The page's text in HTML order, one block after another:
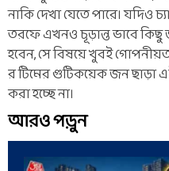
নাকি দেখা যেতে পারে। যদিও
তরফে এখনও চূড়ান্ত ভাবে কিছু
হবেন, সে বিষয়ে খুবই
র টিমের গুটিকয়েক জন ছাড়া
করা হচ্ছে না।
আরও পড়ুন